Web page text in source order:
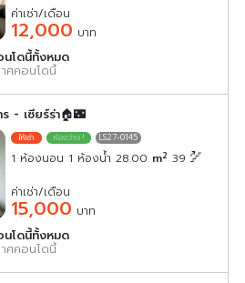
ค่าเช่า/เดือน
12,000 บาท
นโดนี้ทั้งหมด
ศคอนโดนี้
- เซียร์ร่า🏠🌃
LS27-0145
1 ห้องนอน 1 ห้องน้ำ 28.00 m2 39
ค่าเช่า/เดือน
15,000 บาท
นโดนี้ทั้งหมด
ศคอนโดนี้